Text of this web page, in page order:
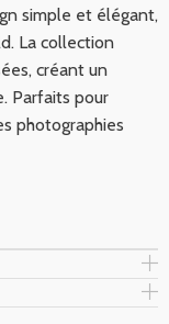
simple et élégant,
La collection
créant un
Parfaits pour
photographies